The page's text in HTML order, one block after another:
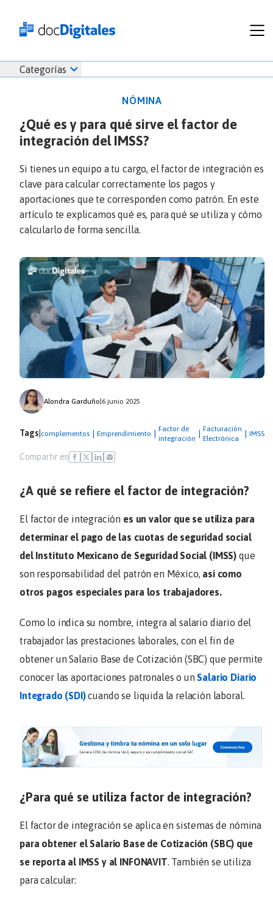
Empresas
Prueba Gratis
Iniciar Sesión
Ventas 686 520 0479
Iniciar
sesión
Línea
docDigitales
Categorías
Inicio
Nómina
Emprendimiento
Noticias
Comunicados
NÓMINA
¿Qué es y para qué sirve el factor de
integración del IMSS?
Si tienes un equipo a tu cargo, el factor de integración es
clave para calcular correctamente los pagos y
aportaciones que te corresponden como patrón. En este
artículo te explicamos qué es, para qué se utiliza y cómo
calcularlo de forma sencilla.
Alondra Garduño 6 junio 2025
Tags complementos Emprendimiento
Factor de
integración
Facturación
Electrónica
IMSS
Compartir en
¿A qué se refiere el factor de integración?
El factor de integración es un valor que se utiliza para
determinar el pago de las cuotas de seguridad social
del Instituto Mexicano de Seguridad Social (IMSS) que
son responsabilidad del patrón en México, así como
otros pagos especiales para los trabajadores.
Como lo indica su nombre, integra al salario diario del
trabajador las prestaciones laborales, con el fin de
obtener un Salario Base de Cotización (SBC) que permite
conocer las aportaciones patronales o un Salario Diario
Integrado (SDI)cuando se liquida la relación laboral.
¿Para qué se utiliza factor de integración?
El factor de integración se aplica en sistemas de nómina
para obtener el Salario Base de Cotización (SBC) que
se reporta al IMSS y al INFONAVIT. También se utiliza
para calcular: